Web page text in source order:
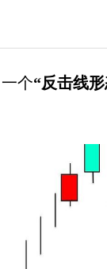
个“反击线